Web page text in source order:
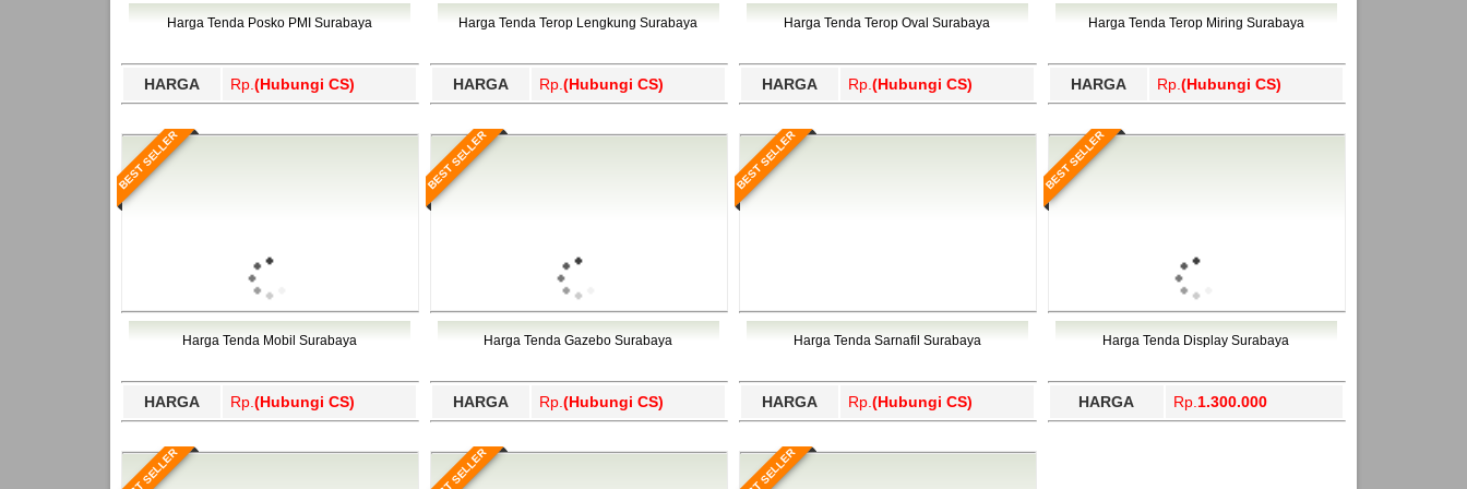
Bawang Barat, Tulangbawang, Tulungagung, Wajo, Wakatobi, Waropen, Way Kanan, Wonogiri, Wonosobo, Yahukimo, Yalimo, Yogyakarta.
Harga Tenda Posko PMI Surabaya
HARGA Rp. (Hubungi CS)
Harga Tenda Terop Lengkung Surabaya
HARGA Rp. (Hubungi CS)
Harga Tenda Terop Oval Surabaya
HARGA Rp. (Hubungi CS)
Harga Tenda Terop Miring Surabaya
HARGA Rp. (Hubungi CS)
BEST SELLER
Harga Tenda Mobil Surabaya
HARGA Rp. (Hubungi CS)
BEST SELLER
Harga Tenda Gazebo Surabaya
HARGA Rp. (Hubungi CS)
BEST SELLER
Harga Tenda Sarnafil Surabaya
HARGA Rp. (Hubungi CS)
BEST SELLER
Harga Tenda Display Surabaya
HARGA Rp. 1.300.000